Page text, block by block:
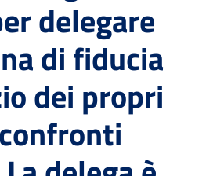
delegare
di fiducia
dei propri